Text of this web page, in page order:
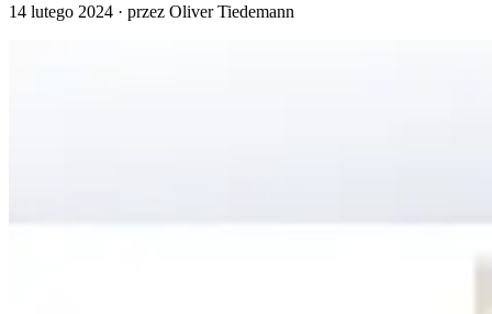
14 lutego 2024 · przez Oliver Tiedemann